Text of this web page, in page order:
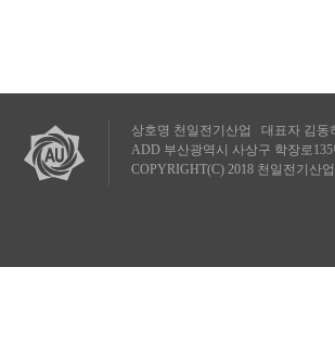
상호명 천일전기산업 대표자 김동
ADD 부산광역시 사상구 학장로
COPYRIGHT(C) 2018 천일전기산